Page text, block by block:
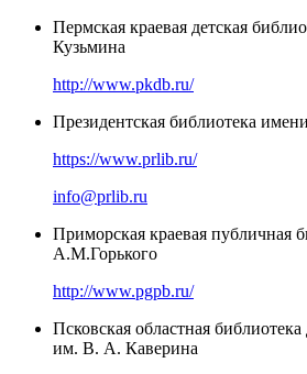
Пермская краевая детская
Кузьмина
http://www.pkdb.ru/
Президентская библиотека
https://www.prlib.ru/
info@prlib.ru
Приморская краевая публичная
А.М.Горького
http://www.pgpb.ru/
Псковская областная
им. В. А. Каверина